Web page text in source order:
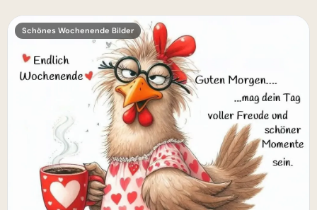
Schönes Wochenende Bilder